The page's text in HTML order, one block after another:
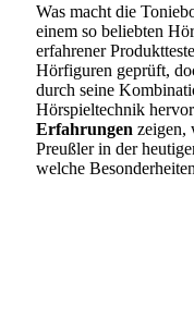
Was macht die
einem so beliebten
erfahrener
Hörfiguren geprüft,
durch seine
Hörspieltechnik
Erfahrungen zeigen,
Preußler in der
welche